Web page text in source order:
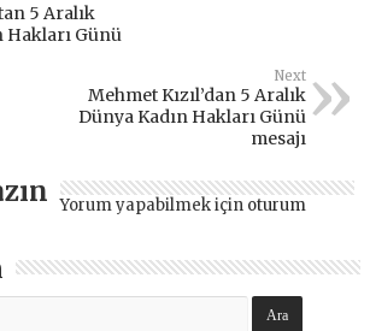
5 Aralık
Hakları Günü
Next
Mehmet Kızıl’dan 5 Aralık
Dünya Kadın Hakları Günü
mesajı
Yorum yapabilmek için oturum